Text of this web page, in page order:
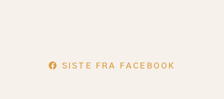
SISTE FRA FACEBOOK